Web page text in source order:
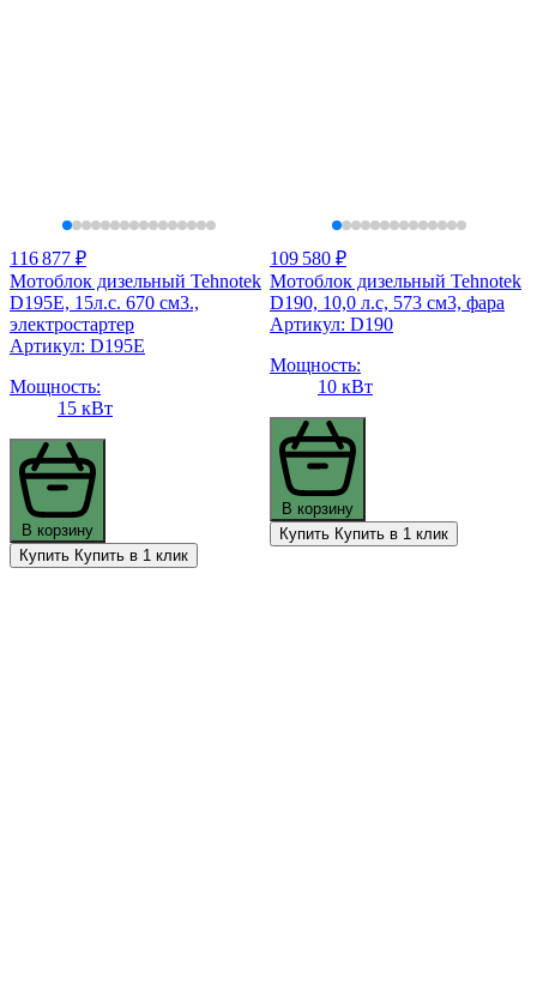
116 877 ₽
Мотоблок дизельный Tehnotek
D195Е, 15л.с. 670 см3.,
электростартер
Артикул: D195E
Мощность:
15 кВт
В корзину
Купить Купить в 1 клик
109 580 ₽
Мотоблок дизельный Tehnotek
D190, 10,0 л.с, 573 см3, фара
Артикул: D190
Мощность:
10 кВт
В корзину
Купить Купить в 1 клик